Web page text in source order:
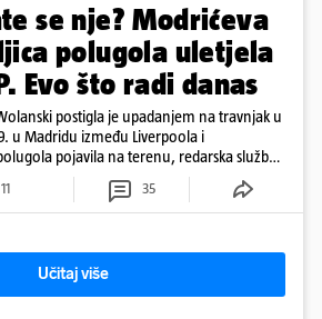
se nje? Modrićeva
polugola uletjela
Evo što radi danas
postigla je upadanjem na travnjak u
u Madridu između Liverpoola i
pojavila na terenu, redarska služba
a njezine fotografije obišle su svijet.
11 35
Učitaj više